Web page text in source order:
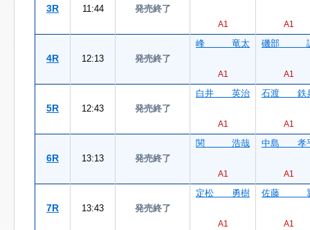
3R 11:44 発売終了
A1 A1
4R 12:13 発売終了
峰 竜太
A1
磯部
A1
5R 12:43 発売終了
白井 英治
A1
石渡 鉄
A1
6R 13:13 発売終了
関 浩哉
A1
中島 孝
A1
7R 13:43 発売終了
定松 勇樹
A1
佐藤
A1